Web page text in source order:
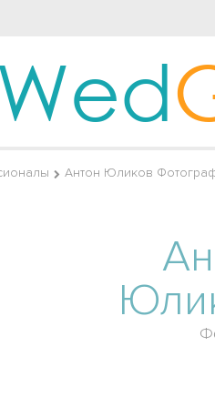
Wed
Антон Юликов